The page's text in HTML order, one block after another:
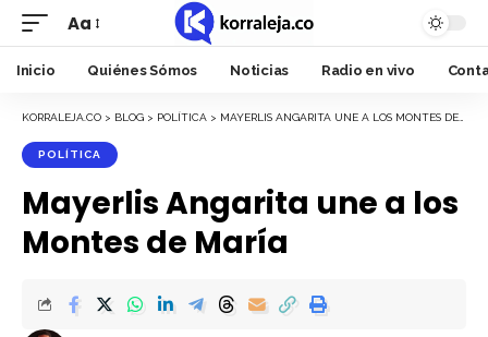
Font
Resizer
Aa
Inicio Quiénes Sómos Noticias Radio en vivo
KORRALEJA.CO > BLOG > POLÍTICA > MAYERLIS ANGARITA UNE A LOS MONTES DE MARÍA
POLÍTICA
Mayerlis Angarita une a los
Montes de María